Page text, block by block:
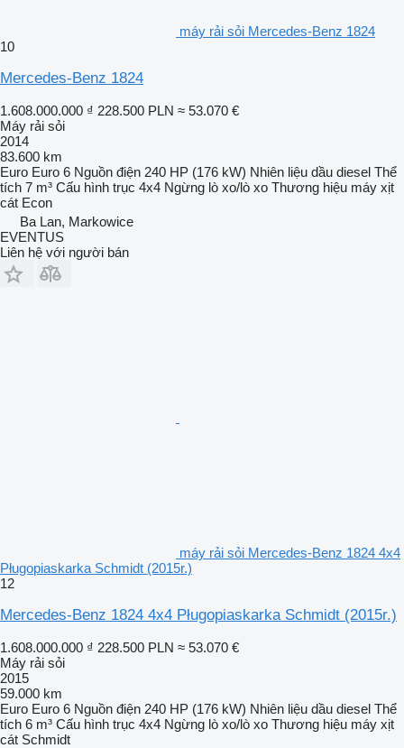
máy rải sỏi Mercedes-Benz 1824
10
Mercedes-Benz 1824
1.608.000.000 ₫ 228.500 PLN ≈ 53.070 €
Máy rải sỏi
2014
83.600 km
Euro Euro 6 Nguồn điện 240 HP (176 kW) Nhiên liệu dầu diesel Thể
tích 7 m³ Cấu hình trục 4x4 Ngừng lò xo/lò xo Thương hiệu máy xịt
cát Econ
Ba Lan, Markowice
EVENTUS
Liên hệ với người bán
máy rải sỏi Mercedes-Benz 1824 4x4
Pługopiaskarka Schmidt (2015r.)
12
Mercedes-Benz 1824 4x4 Pługopiaskarka Schmidt (2015r.)
1.608.000.000 ₫ 228.500 PLN ≈ 53.070 €
Máy rải sỏi
2015
59.000 km
Euro Euro 6 Nguồn điện 240 HP (176 kW) Nhiên liệu dầu diesel Thể
tích 6 m³ Cấu hình trục 4x4 Ngừng lò xo/lò xo Thương hiệu máy xịt
cát Schmidt